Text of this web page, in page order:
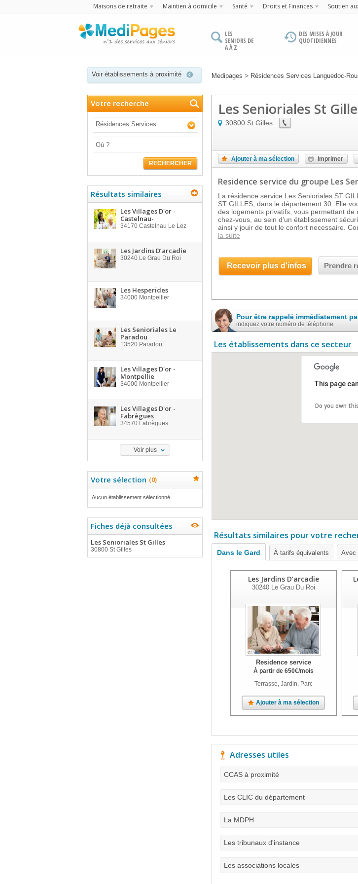
Maisons de retraite Maintien à domicile Santé Droits et Finances Soutien
LES
SENIORS DE
A À Z
DES MISES À JOUR
QUOTIDIENNES
Voir établissements à proximité Medipages > Résidences Services Languedoc-
Votre recherche
Résidences Services
RECHERCHER
Résultats similaires
Les Villages D'or -
Castelnau-
34170 Castelnau Le Lez
Les Jardins D’arcadie
30240 Le Grau Du Roi
Les Hesperides
34000 Montpellier
Les Senioriales Le
Paradou
13520 Paradou
Les Villages D'or -
Montpellie
34000 Montpellier
Les Villages D'or -
Fabrègues
34570 Fabrègues
Voir plus
Votre sélection (0)
Aucun établissement sélectionné
Fiches déjà consultées
Les Senioriales St Gilles
30800 St Gilles
Les Senioriales St
30800 St Gilles
Ajouter à ma sélection Imprimer
Residence service du groupe Les
La résidence service Les Senioriales ST
ST GILLES, dans le département 30. Elle
des logements privatifs, vous permettant de
chez-vous, au sein d'un établissement
ainsi y jouir de tout le confort necessaire.
la suite
Recevoir plus d'infos Prendre
Pour être rappelé immédiatement
indiquez votre numéro de téléphone
Les établissements dans ce secteur
This page
Do you own
Résultats similaires pour votre
Dans le Gard À tarifs équivalents Avec
Les Jardins D’arcadie
30240Le Grau Du Roi
Residence service
À partir de 650€/mois
Terrasse, Jardin, Parc
Ajouter à ma sélection
Adresses utiles
CCAS à proximité
Les CLIC du département
La MDPH
Les tribunaux d'instance
Les associations locales